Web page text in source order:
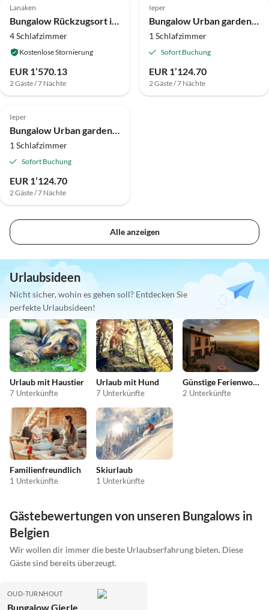
Lanaken
Bungalow Rückzugsort in der Nähe von Maasmechelen
4 Schlafzimmer
Kostenlose Stornierung
EUR 1’570.13
2 Gäste / 7 Nächte
Ieper
Bungalow Urban gardens - Lodge 2p
1 Schlafzimmer
Sofort Buchung
EUR 1’124.70
2 Gäste / 7 Nächte
Ieper
Bungalow Urban gardens - Lodge 2p
1 Schlafzimmer
Sofort Buchung
EUR 1’124.70
2 Gäste / 7 Nächte
Alle anzeigen
Urlaubsideen
Nicht sicher, wohin es gehen soll? Entdecken Sie
perfekte Urlaubsideen!
Urlaub mit Haustier
7 Unterkünfte
Urlaub mit Hund
7 Unterkünfte
Günstige Ferienwohnungen
2 Unterkünfte
Familienfreundlich
1 Unterkünfte
Skiurlaub
1 Unterkünfte
Gästebewertungen von unseren Bungalows in
Belgien
Wir wollen dir immer die beste Urlaubserfahrung bieten. Diese
Gäste sind bereits überzeugt.
OUD-TURNHOUT
Bungalow Gierle